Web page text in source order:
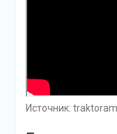
Источник: